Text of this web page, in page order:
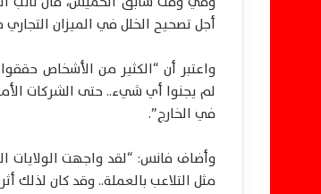
أجل تصحيح الخلل في الميزان
واعتبر أن “الكثير من الأشخاص حققوا
لم يجنوا أي شيء.. حتى الشركات
في الخارج”.
وأضاف فانس: “لقد واجهت الولايات
مثل التلاعب بالعملة.. وقد كان لذلك